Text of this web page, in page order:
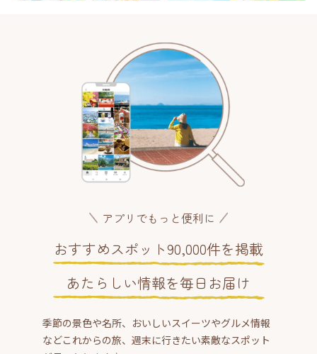
アプリでもっと便利に
おすすめスポット90,000件を掲載
あたらしい情報を毎日お届け
季節の景色や名所、おいしいスイーツやグルメ情報
などこれからの旅、週末に行きたい素敵なスポット